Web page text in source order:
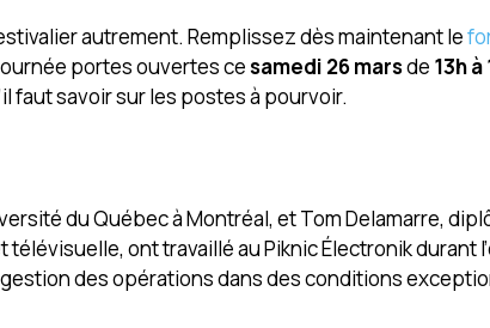
autrement. Remplissez dès maintenant le
portes ouvertes cesamedi 26 marsde 13h à
faut savoir sur les postes à pourvoir.
du Québec à Montréal, et Tom Delamarre,
ont travaillé au Piknic Électronik durant
des opérations dans des conditions